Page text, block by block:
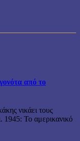
από το
νικάει τους
1945: Το αμερικανικό